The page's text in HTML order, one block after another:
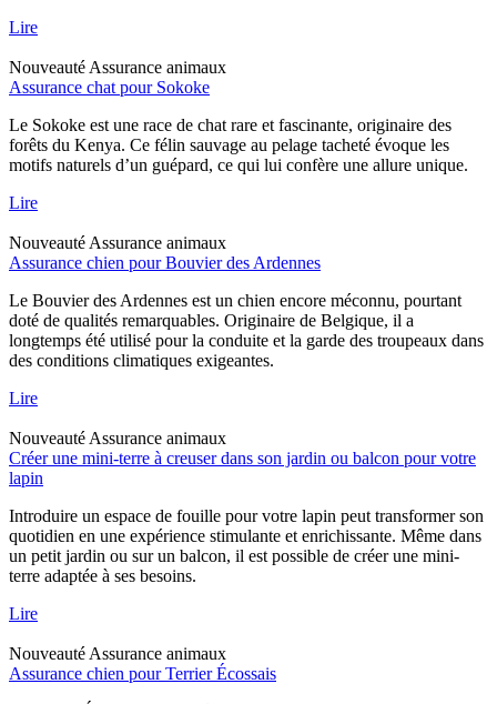
Lire
Nouveauté Assurance animaux
Assurance chat pour Sokoke
Le Sokoke est une race de chat rare et fascinante, originaire des
forêts du Kenya. Ce félin sauvage au pelage tacheté évoque les
motifs naturels d’un guépard, ce qui lui confère une allure unique.
Lire
Nouveauté Assurance animaux
Assurance chien pour Bouvier des Ardennes
Le Bouvier des Ardennes est un chien encore méconnu, pourtant
doté de qualités remarquables. Originaire de Belgique, il a
longtemps été utilisé pour la conduite et la garde des troupeaux dans
des conditions climatiques exigeantes.
Lire
Nouveauté Assurance animaux
Créer une mini-terre à creuser dans son jardin ou balcon pour votre
lapin
Introduire un espace de fouille pour votre lapin peut transformer son
quotidien en une expérience stimulante et enrichissante. Même dans
un petit jardin ou sur un balcon, il est possible de créer une mini-
terre adaptée à ses besoins.
Lire
Nouveauté Assurance animaux
Assurance chien pour Terrier Écossais